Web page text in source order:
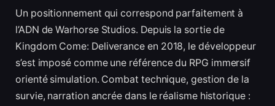
Un positionnement qui correspond parfaitement à
l’ADN de Warhorse Studios. Depuis la sortie de
Kingdom Come: Deliverance en 2018, le développeur
s’est imposé comme une référence du RPG immersif
orienté simulation. Combat technique, gestion de la
survie, narration ancrée dans le réalisme historique :